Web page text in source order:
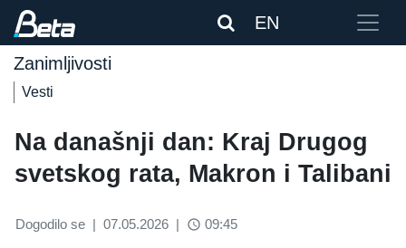
EN
Zanimljivosti
Vesti
Na današnji dan: Kraj Drugog
svetskog rata, Makron i Talibani
Dogodilo se | 07.05.2026 | access_time 09:45